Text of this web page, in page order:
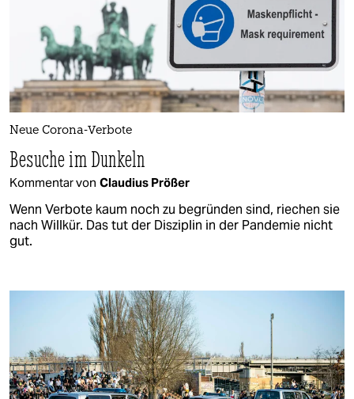
Neue Corona-Verbote
Besuche im Dunkeln
Kommentar von Claudius Prößer
Wenn Verbote kaum noch zu begründen sind, riechen sie
nach Willkür. Das tut der Disziplin in der Pandemie nicht
gut.